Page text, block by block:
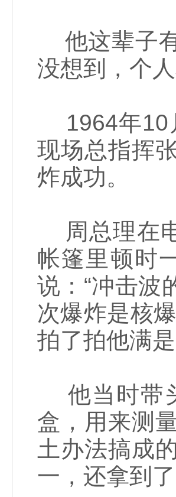
他这辈子
没想到，个
1964年10
现场总指挥
炸成功。
周总理在
帐篷里顿时
说：“冲击波
次爆炸是核
拍了拍他满
他当时带
盒，用来测
土办法搞成
一，还拿到